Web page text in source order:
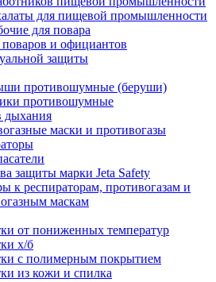
для пищевой промышленности
для повара
и официантов
защиты
противошумные (беруши)
противошумные
дыхания
маски и противогазы
защиты марки Jeta Safety
к респираторам, противогазам и
маскам
от пониженных температур
х/б
с полимерным покрытием
из кожи и спилка